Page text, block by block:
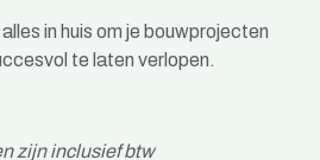
in huis om je bouwprojecten
te laten verlopen.
zijn inclusief btw